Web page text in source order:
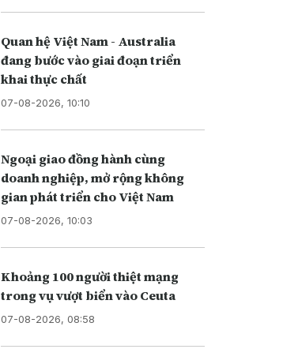
Quan hệ Việt Nam - Australia
đang bước vào giai đoạn triển
khai thực chất
07-08-2026, 10:10
Ngoại giao đồng hành cùng
doanh nghiệp, mở rộng không
gian phát triển cho Việt Nam
07-08-2026, 10:03
Khoảng 100 người thiệt mạng
trong vụ vượt biển vào Ceuta
07-08-2026, 08:58